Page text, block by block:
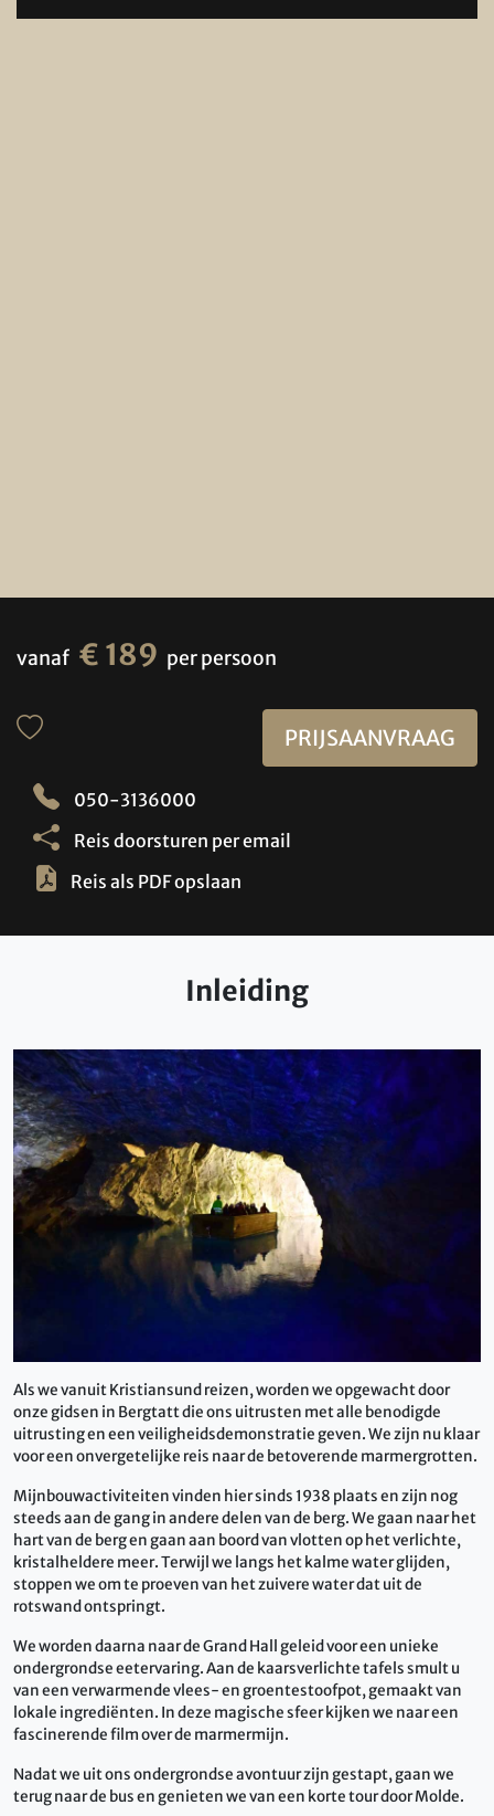
vanaf € 189 per persoon
PRIJSAANVRAAG
050-3136000
Reis doorsturen per email
Reis als PDF opslaan
Inleiding
Als we vanuit Kristiansund reizen, worden we opgewacht door
onze gidsen in Bergtatt die ons uitrusten met alle benodigde
uitrusting en een veiligheidsdemonstratie geven. We zijn nu klaar
voor een onvergetelijke reis naar de betoverende marmergrotten.
Mijnbouwactiviteiten vinden hier sinds 1938 plaats en zijn nog
steeds aan de gang in andere delen van de berg. We gaan naar het
hart van de berg en gaan aan boord van vlotten op het verlichte,
kristalheldere meer. Terwijl we langs het kalme water glijden,
stoppen we om te proeven van het zuivere water dat uit de
rotswand ontspringt.
We worden daarna naar de Grand Hall geleid voor een unieke
ondergrondse eetervaring. Aan de kaarsverlichte tafels smult u
van een verwarmende vlees- en groentestoofpot, gemaakt van
lokale ingrediënten. In deze magische sfeer kijken we naar een
fascinerende film over de marmermijn.
Nadat we uit ons ondergrondse avontuur zijn gestapt, gaan we
terug naar de bus en genieten we van een korte tour door Molde.